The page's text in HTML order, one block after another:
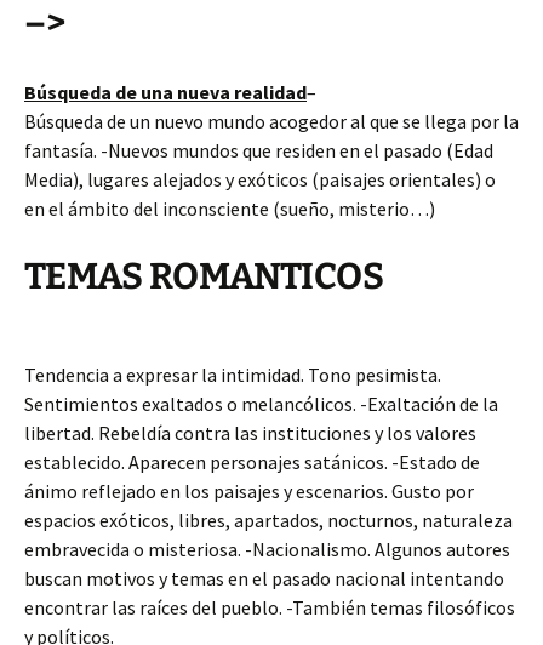
–>
Búsqueda de una nueva realidad–
Búsqueda de un nuevo mundo acogedor al que se llega por la
fantasía. -Nuevos mundos que residen en el pasado (Edad
Media), lugares alejados y exóticos (paisajes orientales) o
en el ámbito del inconsciente (sueño, misterio…)
TEMAS ROMANTICOS
Tendencia a expresar la intimidad. Tono pesimista.
Sentimientos exaltados o melancólicos. -Exaltación de la
libertad. Rebeldía contra las instituciones y los valores
establecido. Aparecen personajes satánicos. -Estado de
ánimo reflejado en los paisajes y escenarios. Gusto por
espacios exóticos, libres, apartados, nocturnos, naturaleza
embravecida o misteriosa. -Nacionalismo. Algunos autores
buscan motivos y temas en el pasado nacional intentando
encontrar las raíces del pueblo. -También temas filosóficos
y políticos.